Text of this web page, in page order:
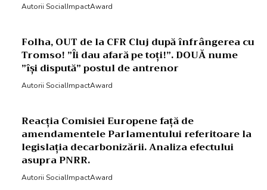
Autorii SocialImpactAward
Folha, OUT de la CFR Cluj după înfrângerea cu
Tromso! ”Îi dau afară pe toți!”. DOUĂ nume
”își dispută” postul de antrenor
Autorii SocialImpactAward
Reacția Comisiei Europene față de
amendamentele Parlamentului referitoare la
legislația decarbonizării. Analiza efectului
asupra PNRR.
Autorii SocialImpactAward